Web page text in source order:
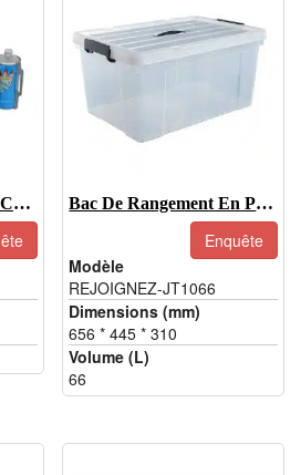
Caisse De 6 Bouteilles, Caisses De Bouteilles En Plastique Et En Verre En Gros Bac De Rangement En Plastique Transparent 66 L, Bacs De Rangement Transparents Bon Marché
Enquête
Modèle
REJOIGNEZ-JT1066
Dimensions (mm)
656 * 445 * 310
Volume (L)
66